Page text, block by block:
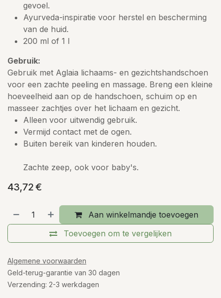
gevoel.
Ayurveda-inspiratie voor herstel en bescherming
van de huid.
200 ml of 1 l
Gebruik:
Gebruik met Aglaia lichaams- en gezichtshandschoen
voor een zachte peeling en massage. Breng een kleine
hoeveelheid aan op de handschoen, schuim op en
masseer zachtjes over het lichaam en gezicht.
Alleen voor uitwendig gebruik.
Vermijd contact met de ogen.
Buiten bereik van kinderen houden.
Zachte zeep, ook voor baby's.
43,72€
Aan winkelmandje toevoegen
Toevoegen om te vergelijken
Algemene voorwaarden
Geld-terug-garantie van 30 dagen
Verzending: 2-3 werkdagen